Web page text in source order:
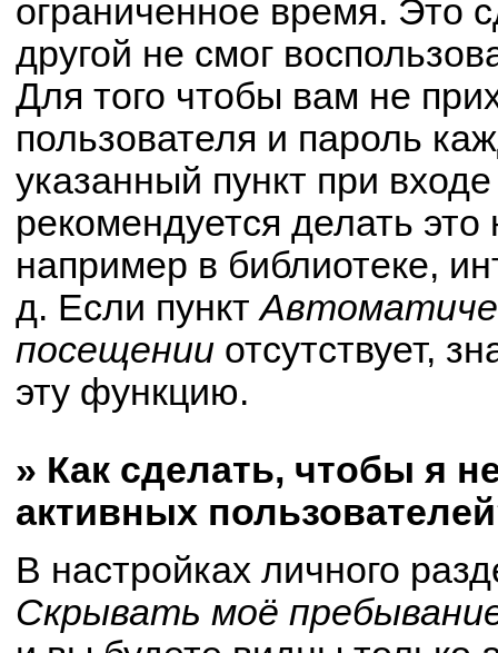
ограниченное время. Это
другой не смог
Для того чтобы вам не
пользователя и пароль
указанный пункт при
рекомендуется делать
например в библиотеке,
д. Если пункт
посещении отсутствует,
эту функцию.
» Как сделать, чтобы я
активных
В настройках личного
Скрывать моё